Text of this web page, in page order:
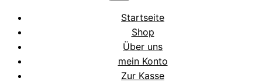
Startseite
Shop
Über uns
mein Konto
Zur Kasse